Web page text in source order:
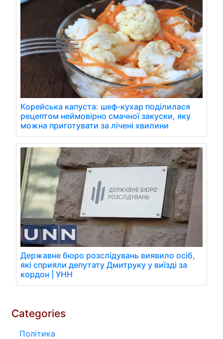
Корейська капуста: шеф-кухар поділилася
рецептом неймовірно смачної закуски, яку
можна приготувати за лічені хвилини
Державне бюро розслідувань виявило осіб,
які сприяли депутату Дмитруку у виїзді за
кордон | УНН
Categories
Політика